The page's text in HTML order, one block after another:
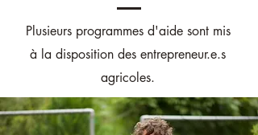
Plusieurs programmes d'aide sont mis
à la disposition des entrepreneur.e.s
agricoles.